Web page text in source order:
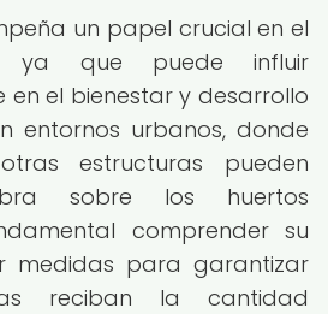
un papel crucial en el
ya que puede influir
en el bienestar y desarrollo
entornos urbanos, donde
estructuras pueden
sobre los huertos
comprender su
medidas para garantizar
reciban la cantidad